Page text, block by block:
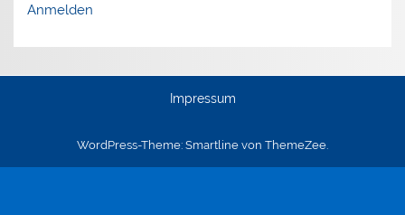
Anmelden
Impressum
WordPress-Theme: Smartline von ThemeZee.